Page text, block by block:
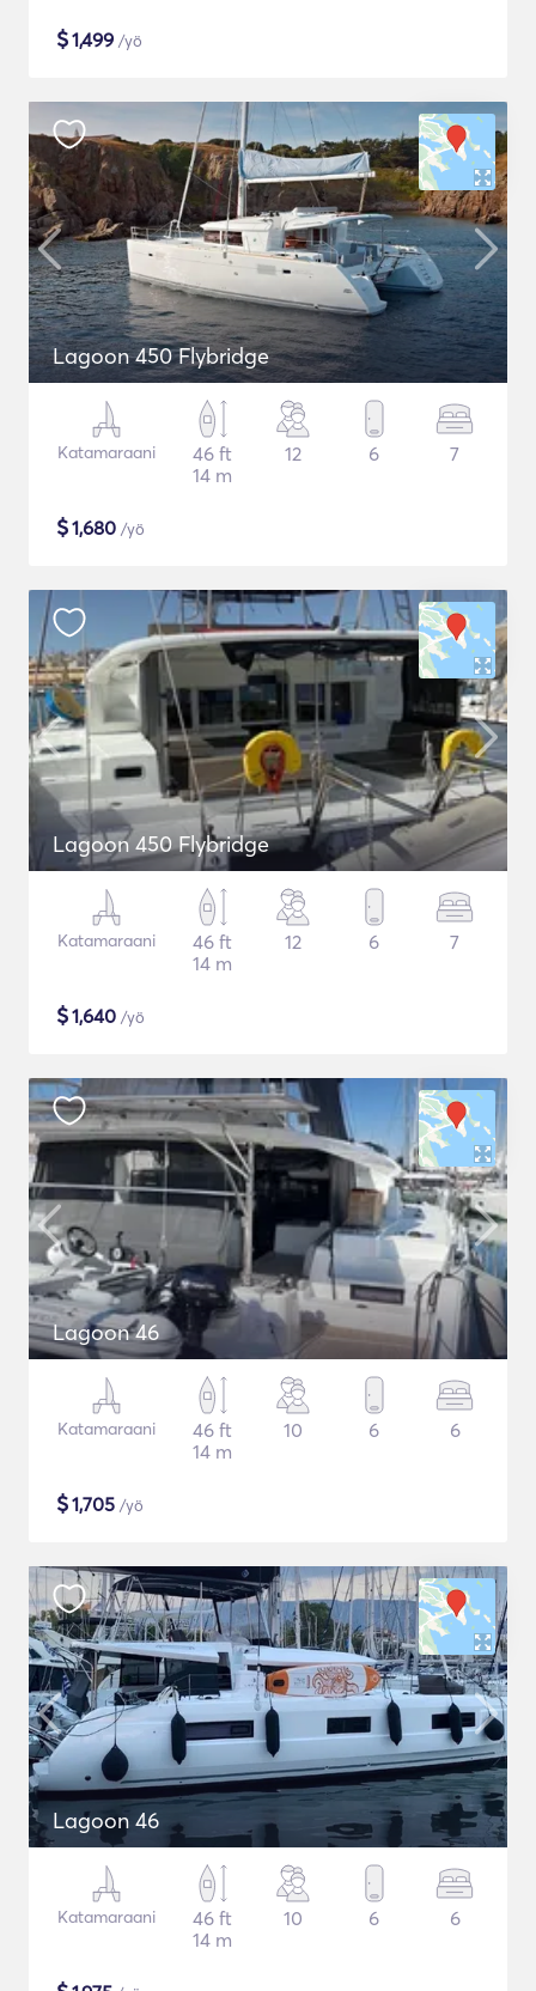
$1,499 /yö
Lagoon 450 Flybridge
Katamaraani
46 ft
14 m
12 6 7
$1,680 /yö
Lagoon 450 Flybridge
Katamaraani
46 ft
14 m
12 6 7
$1,640 /yö
Lagoon 46
Katamaraani
46 ft
14 m
10 6 6
$1,705 /yö
Lagoon 46
Katamaraani
46 ft
14 m
10 6 6